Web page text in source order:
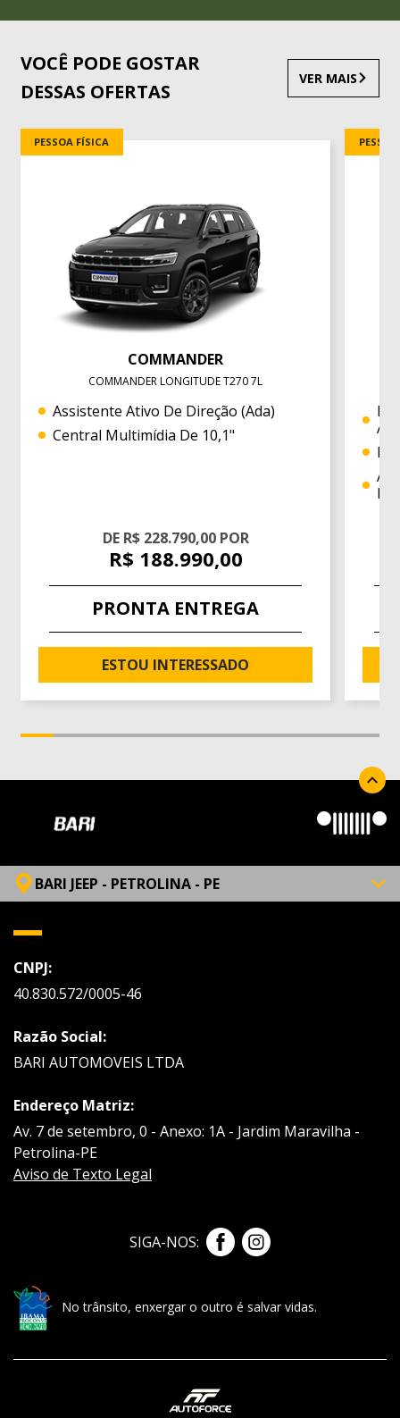
VOCÊ PODE GOSTAR
DESSAS OFERTAS
VER MAIS
COMMANDER
COMMANDER LONGITUDE T270 7L
Assistente Ativo De Direção (ada)
Central Multimídia De 10,1"
DE R$ 228.790,00 POR
R$ 188.990,00
PRONTA ENTREGA
ESTOU INTERESSADO
PESSOA FÍSICA
BARI JEEP - PETROLINA - PE
CNPJ:
40.830.572/0005-46
Razão Social:
BARI AUTOMOVEIS LTDA
Endereço Matriz:
Av. 7 de setembro, 0 - Anexo: 1A - Jardim Maravilha -
Petrolina-PE
Aviso de Texto Legal
SIGA-NOS:
No trânsito, enxergar o outro é salvar vidas.